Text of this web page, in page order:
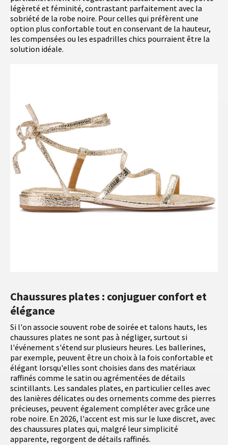
légèreté et féminité, contrastant parfaitement avec la
sobriété de la robe noire. Pour celles qui préfèrent une
option plus confortable tout en conservant de la hauteur,
les compensées ou les espadrilles chics pourraient être la
solution idéale.
Chaussures plates : conjuguer confort et
élégance
Si l'on associe souvent robe de soirée et talons hauts, les
chaussures plates ne sont pas à négliger, surtout si
l'événement s'étend sur plusieurs heures. Les ballerines,
par exemple, peuvent être un choix à la fois confortable et
élégant lorsqu'elles sont choisies dans des matériaux
raffinés comme le satin ou agrémentées de détails
scintillants. Les sandales plates, en particulier celles avec
des lanières délicates ou des ornements comme des pierres
précieuses, peuvent également compléter avec grâce une
robe noire. En 2026, l'accent est mis sur le luxe discret, avec
des chaussures plates qui, malgré leur simplicité
apparente, regorgent de détails raffinés.